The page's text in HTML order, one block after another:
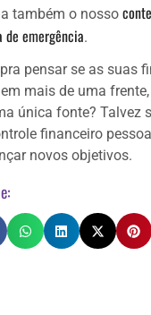
também o nosso
de emergência.
pensar se as suas
mais de uma
única fonte? Talvez
financeiro
novos objetivos.